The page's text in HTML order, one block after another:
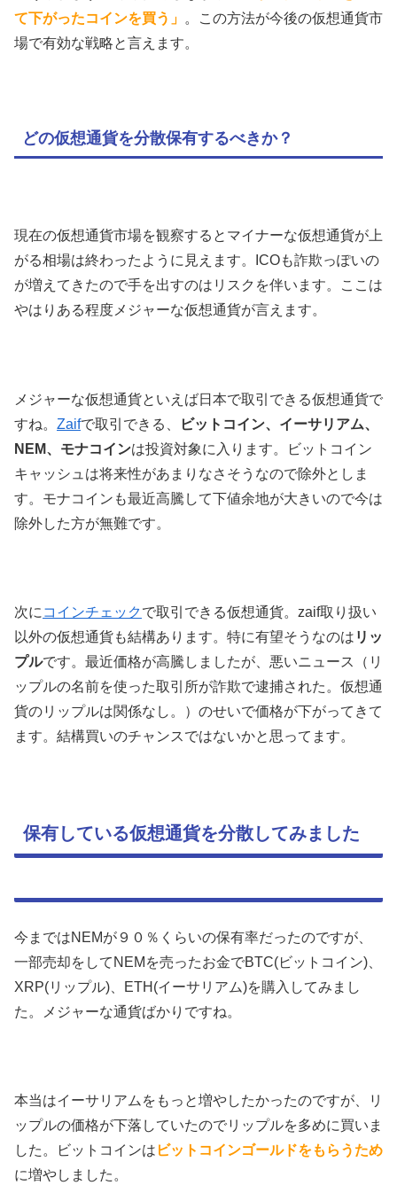
て下がったコインを買う」 。この方法が今後の仮想通貨市
場で有効な戦略と言えます。
どの仮想通貨を分散保有するべきか？
現在の仮想通貨市場を観察するとマイナーな仮想通貨が上
がる相場は終わったように見えます。ICOも詐欺っぽいの
が増えてきたので手を出すのはリスクを伴います。ここは
やはりある程度メジャーな仮想通貨が言えます。
メジャーな仮想通貨といえば日本で取引できる仮想通貨で
すね。 Zaifで取引できる、
ビットコイン、イーサリアム、
NEM、モナコインは投資対象に入ります。ビットコイン
キャッシュは将来性があまりなさそうなので除外としま
す。モナコインも最近高騰して下値余地が大きいので今は
除外した方が無難です。
次にコインチェックで取引できる仮想通貨。zaif取り扱い
以外の仮想通貨も結構あります。特に有望そうなのは リッ
プルです。最近価格が高騰しましたが、悪いニュース（リ
ップルの名前を使った取引所が詐欺で逮捕された。仮想通
貨のリップルは関係なし。）のせいで価格が下がってきて
ます。結構買いのチャンスではないかと思ってます。
保有している仮想通貨を分散してみました
今まではNEMが９０％くらいの保有率だったのですが、
一部売却をしてNEMを売ったお金でBTC(ビットコイン)、
XRP(リップル)、ETH(イーサリアム)を購入してみまし
た。メジャーな通貨ばかりですね。
本当はイーサリアムをもっと増やしたかったのですが、リ
ップルの価格が下落していたのでリップルを多めに買いま
した。ビットコインは ビットコインゴールドをもらうため
に増やしました。